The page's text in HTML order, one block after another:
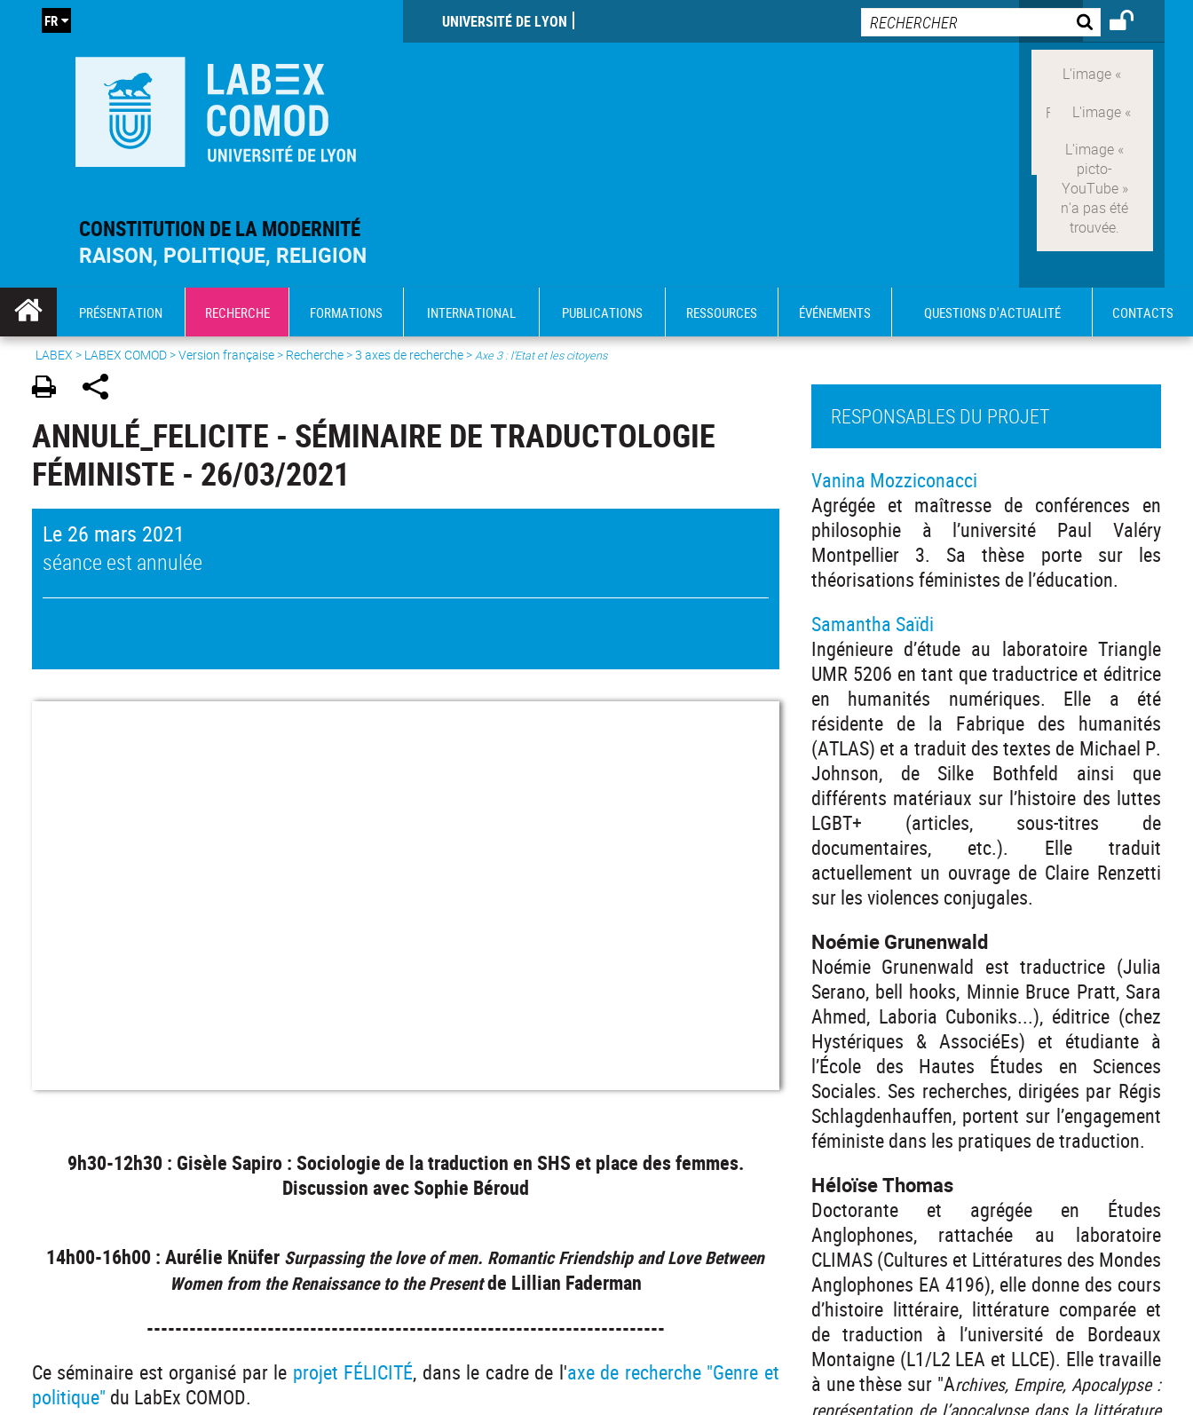
CONSTITUTION DE LA MODERNITÉ
RAISON, POLITIQUE, RELIGION
UNIVERSITÉ DE LYON
FR
PRÉSENTATION RECHERCHE FORMATIONS INTERNATIONAL PUBLICATIONS RESSOURCES ÉVÉNEMENTS QUESTIONS D'ACTUALITÉ CONTACTS
LABEX > LABEX COMOD>Version française> Recherche >3 axes de recherche>Axe 3 : l’Etat et les citoyens
ANNULÉ_FELICITE - SÉMINAIRE DE TRADUCTOLOGIE
FÉMINISTE - 26/03/2021
Le 26 mars 2021
séance est annulée
9h30-12h30 : Gisèle Sapiro : Sociologie de la traduction en SHS et place des femmes.
Discussion avec Sophie Béroud
14h00-16h00 : Aurélie Knüfer Surpassing the love of men. Romantic Friendship and Love Between
Women from the Renaissance to the Presentde Lillian Faderman
-------------------------------------------------------------------------
Ce séminaire est organisé par le projet FÉLICITÉ, dans le cadre de l'axe de recherche "Genre et
politique" du LabEx COMOD.
RESPONSABLES DU PROJET
Vanina Mozziconacci
Agrégée et maîtresse de conférences en
philosophie à l’université Paul Valéry
Montpellier 3. Sa thèse porte sur les
théorisations féministes de l’éducation.
Samantha Saïdi
Ingénieure d’étude au laboratoire Triangle
UMR 5206 en tant que traductrice et éditrice
en humanités numériques. Elle a été
résidente de la Fabrique des humanités
(ATLAS) et a traduit des textes de Michael P.
Johnson, de Silke Bothfeld ainsi que
différents matériaux sur l’histoire des luttes
LGBT+ (articles, sous-titres de
documentaires, etc.). Elle traduit
actuellement un ouvrage de Claire Renzetti
sur les violences conjugales.
Noémie Grunenwald
Noémie Grunenwald est traductrice (Julia
Serano, bell hooks, Minnie Bruce Pratt, Sara
Ahmed, Laboria Cuboniks...), éditrice (chez
Hystériques & AssociéEs) et étudiante à
l’École des Hautes Études en Sciences
Sociales. Ses recherches, dirigées par Régis
Schlagdenhauffen, portent sur l’engagement
féministe dans les pratiques de traduction.
Héloïse Thomas
Doctorante et agrégée en Études
Anglophones, rattachée au laboratoire
CLIMAS (Cultures et Littératures des Mondes
Anglophones EA 4196), elle donne des cours
d’histoire littéraire, littérature comparée et
de traduction à l’université de Bordeaux
Montaigne (L1/L2 LEA et LLCE). Elle travaille
à une thèse sur "Archives, Empire, Apocalypse :
représentation de l’apocalypse dans la littérature